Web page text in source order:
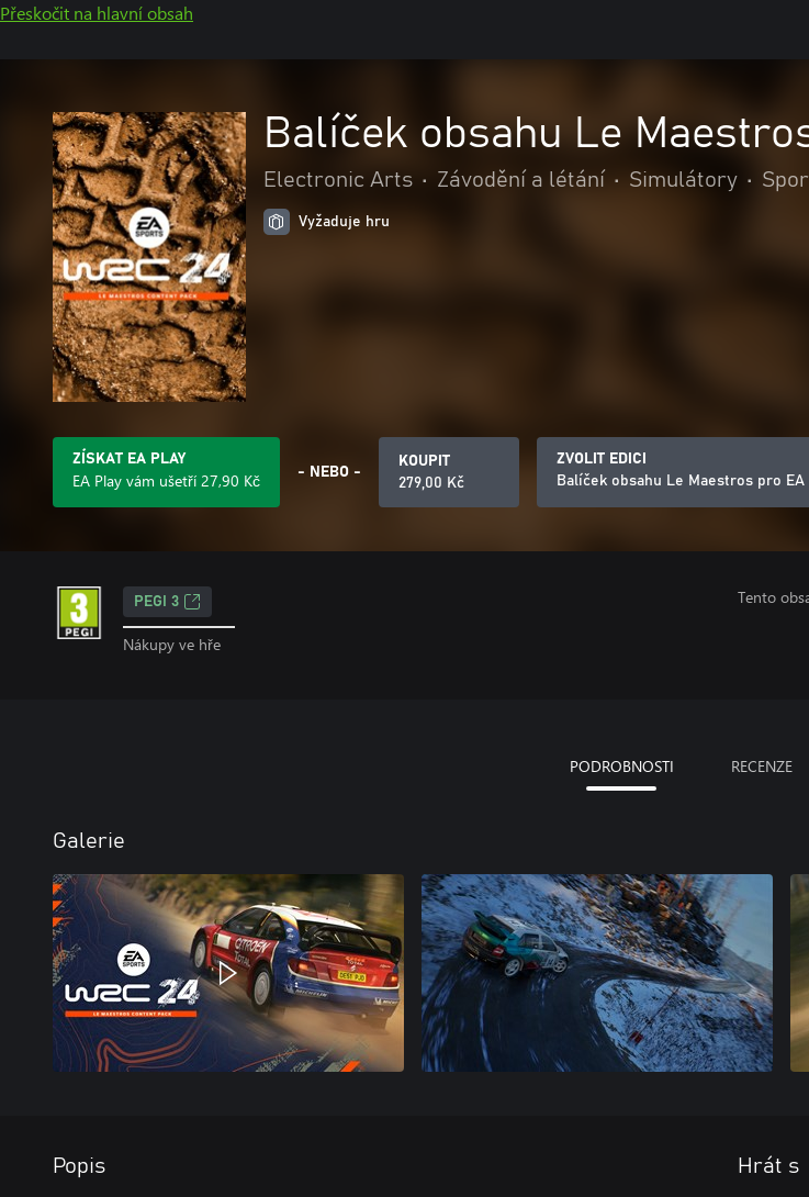
Přeskočit na hlavní obsah
Balíček obsahu Le
Electronic Arts • Závodění a létání • Simulátory •
Vyžaduje hru
ZÍSKAT EA PLAY
EA Play vám ušetří 27,90 Kč - NEBO -
KOUPIT
279,00 Kč
ZVOLIT EDICI
Balíček obsahu Le Maestros pro EA
PEGI 3
Nákupy ve hře
Tento
PODROBNOSTI RECENZE
Galerie
Popis Hrát s